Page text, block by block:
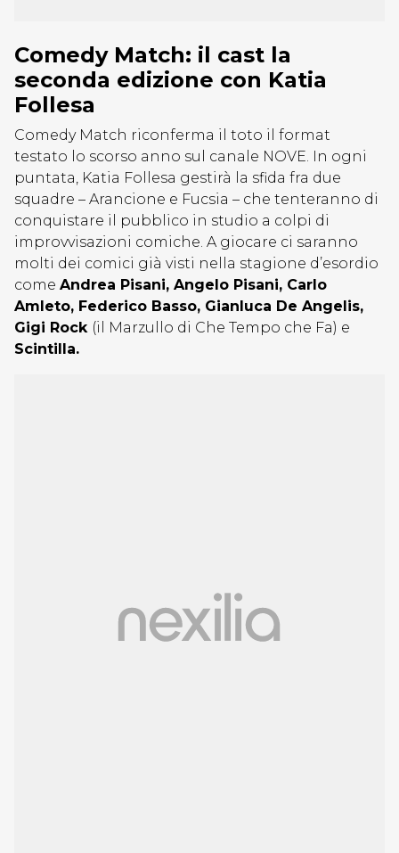
Comedy Match: il cast la
seconda edizione con Katia
Follesa
Comedy Match riconferma il toto il format
testato lo scorso anno sul canale NOVE. In ogni
puntata, Katia Follesa gestirà la sfida fra due
squadre – Arancione e Fucsia – che tenteranno di
conquistare il pubblico in studio a colpi di
improvvisazioni comiche. A giocare ci saranno
molti dei comici già visti nella stagione d’esordio
come Andrea Pisani, Angelo Pisani, Carlo
Amleto, Federico Basso, Gianluca De Angelis,
Gigi Rock (il Marzullo di Che Tempo che Fa) e
Scintilla.